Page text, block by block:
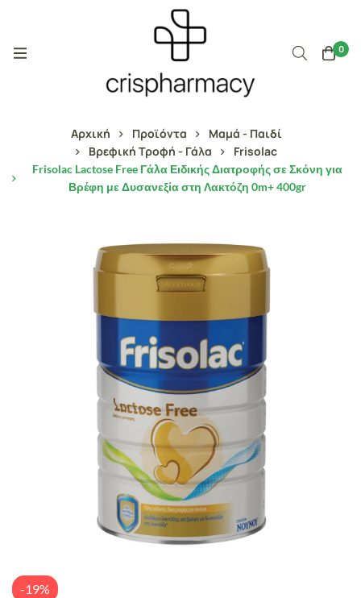
0
Αρχική Προϊόντα
Μαμά - Παιδί
Βρεφική Τροφή - Γάλα
Frisolac
Frisolac Lactose Free Γάλα Ειδικής Διατροφής σε Σκόνη για
Βρέφη με Δυσανεξία στη Λακτόζη 0m+ 400gr
-19%